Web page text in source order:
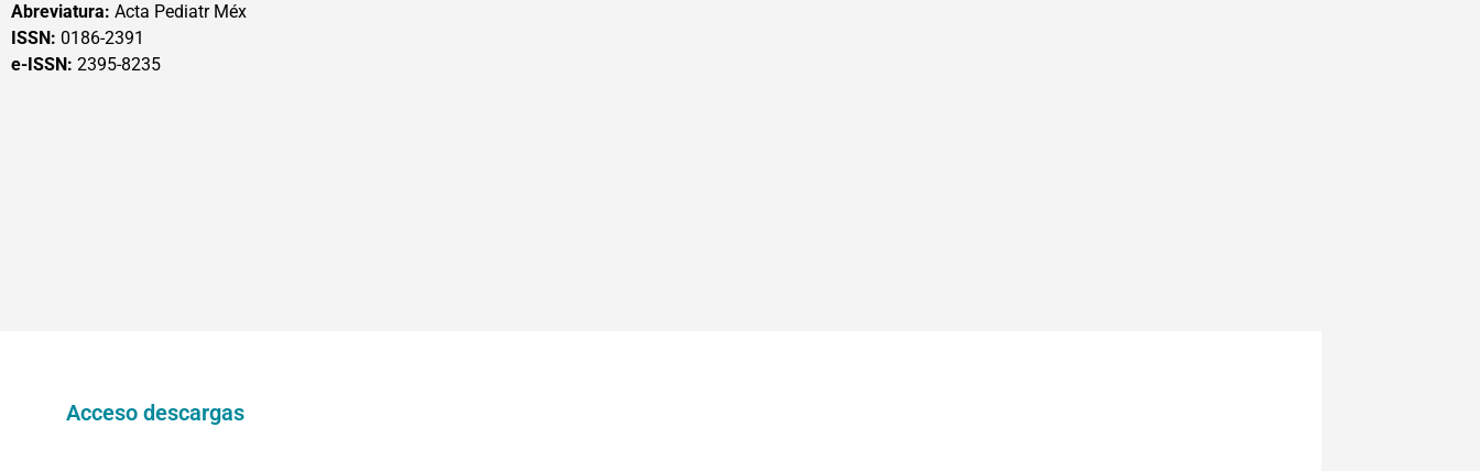
Abreviatura: Acta Pediatr Méx
ISSN: 0186-2391
e-ISSN: 2395-8235
Acceso descargas